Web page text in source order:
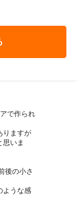
で作られ
りますが
思いま
後の小さ
ような感